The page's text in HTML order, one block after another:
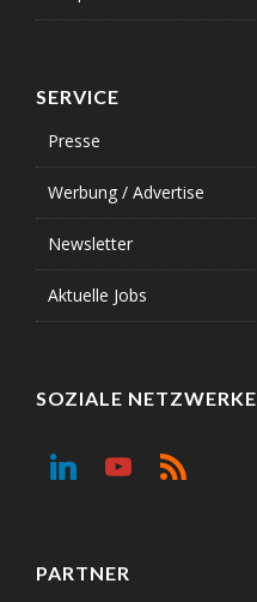
SERVICE
Presse
Werbung / Advertise
Newsletter
Aktuelle Jobs
SOZIALE NETZWERKE
PARTNER